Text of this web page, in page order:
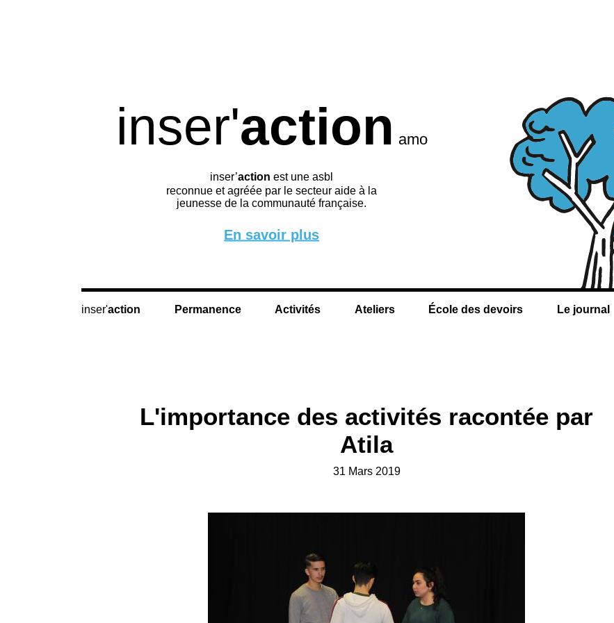
inser'action amo
inser’action est une asbl
reconnue et agréée par le secteur aide à la
jeunesse de la communauté française.
En savoir plus
action Permanence Activités Ateliers École des devoirs Le journal
L'importance des activités racontée par
Atila
31 Mars 2019